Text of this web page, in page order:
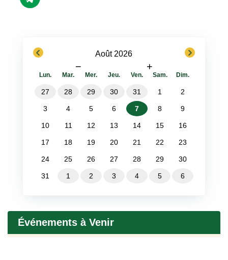
previous Août 2026
− +
next
Lun. Mar. Mer. Jeu. Ven. Sam. Dim.
27 28 29 30 31 1 2
3 4 5 6 7 8 9
10 11 12 13 14 15 16
17 18 19 20 21 22 23
24 25 26 27 28 29 30
31 1 2 3 4 5 6
Événements à Venir